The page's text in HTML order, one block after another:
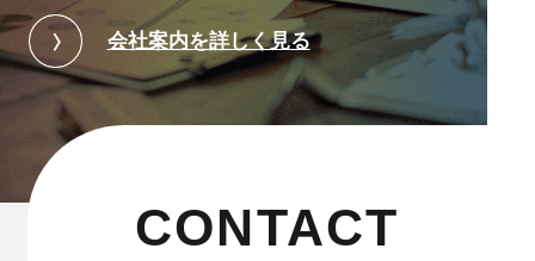
会社案内を詳しく見る
CONTACT